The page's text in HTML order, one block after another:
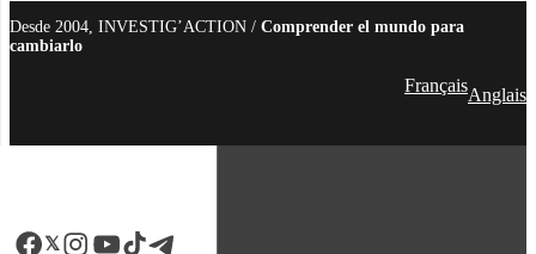
Desde 2004, INVESTIG’ACTION / Comprender el mundo para
cambiarlo
FrançaisAnglais
Facebook
LinkedIn
Instagram
YouTube
TikTok
Telegram